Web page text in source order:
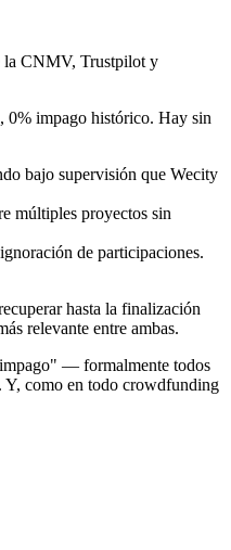
la CNMV, Trustpilot y
0% impago histórico. Hay sin
bajo supervisión que Wecity
múltiples proyectos sin
de participaciones.
hasta la finalización
relevante entre ambas.
impago" — formalmente todos
Y, como en todo crowdfunding